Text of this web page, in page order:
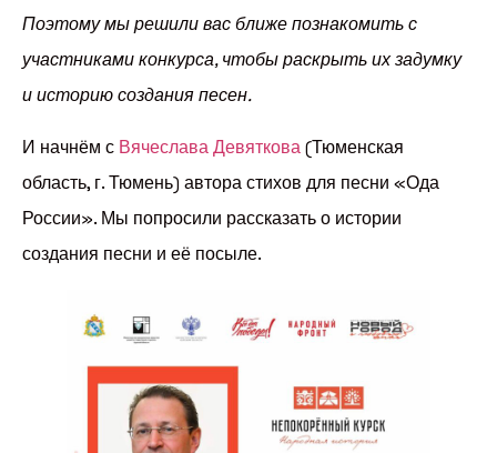
Поэтому мы решили вас ближе познакомить с
участниками конкурса, чтобы раскрыть их задумку
и историю создания песен.
И начнём с Вячеслава Девяткова(Тюменская
область, г. Тюмень) автора стихов для песни «Ода
России». Мы попросили рассказать о истории
создания песни и её посыле.